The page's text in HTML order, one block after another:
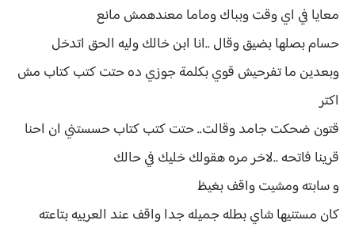
معايا في اي وقت وبباك وماما معندهمش مانع
حسام بصلها بضيق وقال ..انا ابن خالك وليه الحق اتدخل
وبعدين ما تفرحيش قوي بكلمة جوزي ده حتت كتب كتاب مش
اكتر
قتون ضحكت جامد وقالت.. حتت كتب كتاب حسستني ان احنا
قرينا فاتحه ..لاخر مره هقولك خليك في حالك
و سابته ومشيت واقف بغيظ
كان مستنيها شاي بطله جميله جدا واقف عند العربيه بتاعته